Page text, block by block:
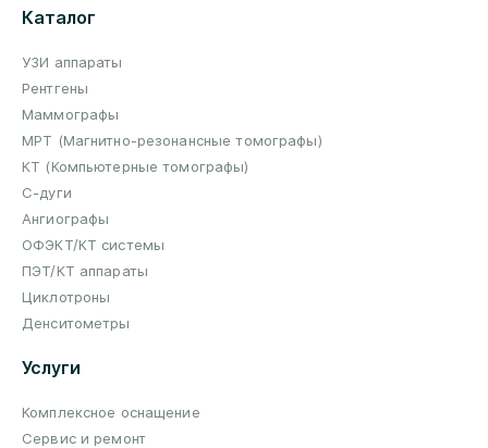
Каталог
УЗИ аппараты
Рентгены
Маммографы
МРТ (Магнитно-резонансные томографы)
КТ (Компьютерные томографы)
С-дуги
Ангиографы
ОФЭКТ/КТ системы
ПЭТ/КТ аппараты
Циклотроны
Денситометры
Услуги
Комплексное оснащение
Сервис и ремонт